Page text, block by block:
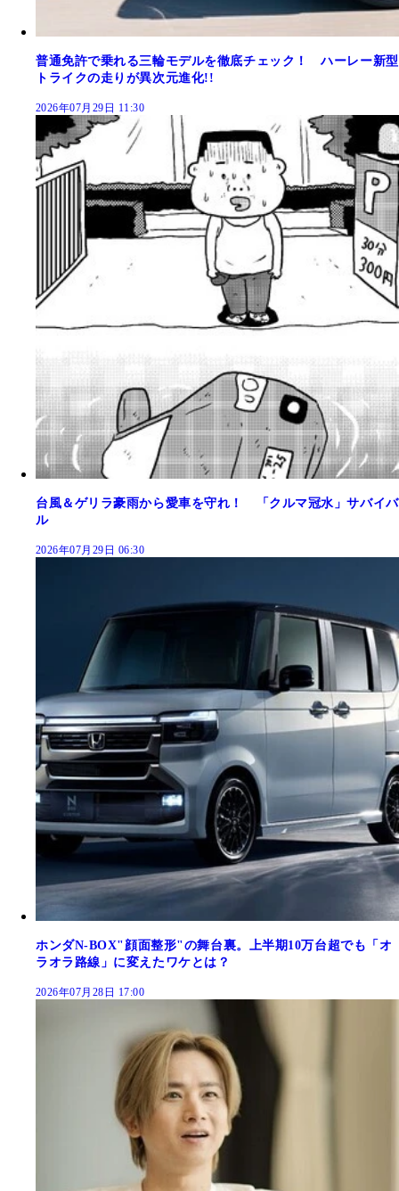
普通免許で乗れる三輪モデルを徹底チェック！ ハーレー新型
トライクの走りが異次元進化!!
2026年07月29日 11:30
台風＆ゲリラ豪雨から愛車を守れ！ 「クルマ冠水」サバイバ
ル
2026年07月29日 06:30
ホンダN-BOX"顔面整形"の舞台裏。上半期10万台超でも「オ
ラオラ路線」に変えたワケとは？
2026年07月28日 17:00